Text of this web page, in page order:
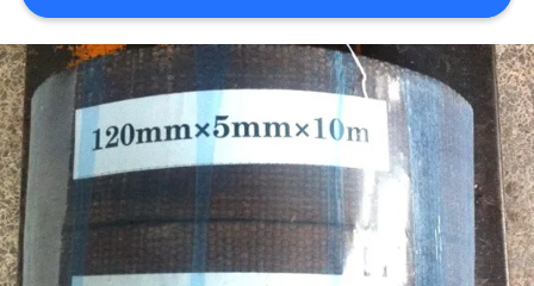
品
質
管
理
私